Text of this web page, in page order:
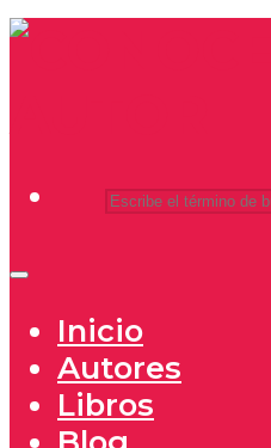
Inicio
Autores
Libros